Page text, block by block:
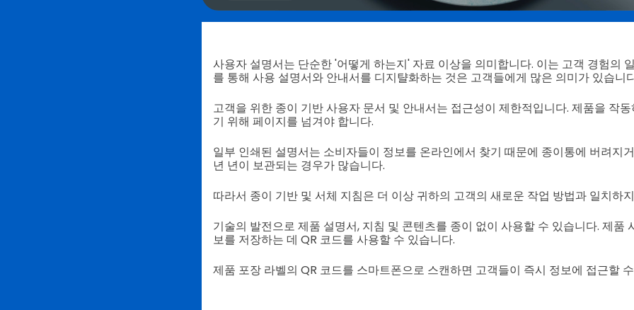
사용자 설명서는 단순한 '어떻게 하는지' 자료 이상을 의미합니다. 이는 고객 경험의
를 통해 사용 설명서와 안내서를 디지턀화하는 것은 고객들에게 많은 의미가 있습니
고객을 위한 종이 기반 사용자 문서 및 안내서는 접근성이 제한적입니다. 제품을 작
기 위해 페이지를 넘겨야 합니다.
일부 인쇄된 설명서는 소비자들이 정보를 온라인에서 찾기 때문에 종이통에 버려지
년 년이 보관되는 경우가 많습니다.
따라서 종이 기반 및 서체 지침은 더 이상 귀하의 고객의 새로운 작업 방법과 일치하
기술의 발전으로 제품 설명서, 지침 및 콘텐츠를 종이 없이 사용할 수 있습니다. 제품
보를 저장하는 데 QR 코드를 사용할 수 있습니다.
제품 포장 라벨의 QR 코드를 스마트폰으로 스캔하면 고객들이 즉시 정보에 접근할